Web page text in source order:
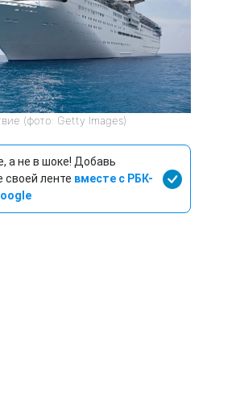
(фото: Getty Images)
а не в шоке! Добавь
ленте вместе с РБК-